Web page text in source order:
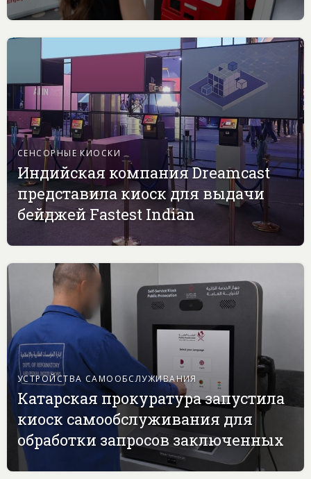
СЕНСОРНЫЕ КИОСКИ
Индийская компания Dreamcast
представила киоск для выдачи
бейджей Fastest Indian
УСТРОЙСТВА САМООБСЛУЖИВАНИЯ
Катарская прокуратура запустила
киоск самообслуживания для
обработки запросов заключенных